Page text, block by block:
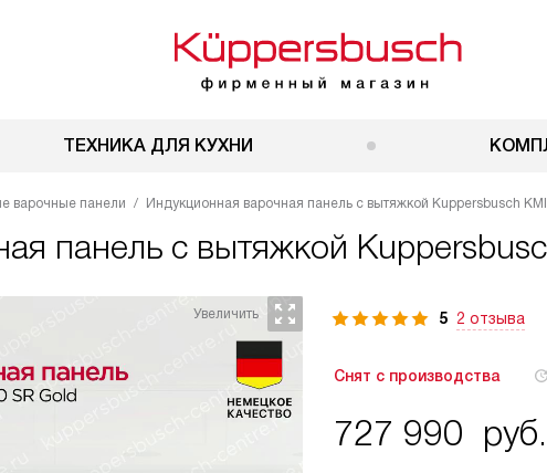
ТЕХНИКА ДЛЯ КУХНИ
варочные панели Индукционная варочная панель с вытяжкой Kuppersbusch
панель с вытяжкой
5 2 отзыва
Снят с производства
727 990 руб.